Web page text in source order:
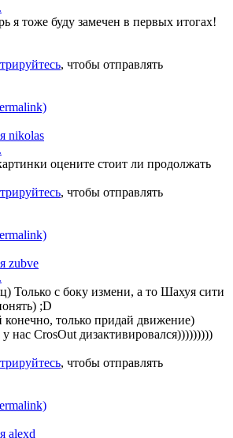
я тоже буду замечен в первых итогах!
, чтобы отправлять
оцените стоит ли продолжать
, чтобы отправлять
Только с боку измени, а то Шахуя сити
;D
только придай движение)
нас CrosOut дизактивировался)))))))))
, чтобы отправлять